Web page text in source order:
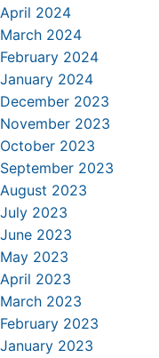
April 2024
March 2024
February 2024
January 2024
December 2023
November 2023
October 2023
September 2023
August 2023
July 2023
June 2023
May 2023
April 2023
March 2023
February 2023
January 2023